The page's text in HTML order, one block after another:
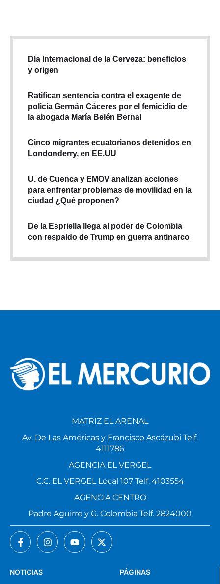
Día Internacional de la Cerveza: beneficios
y origen
Ratifican sentencia contra el exagente de
policía Germán Cáceres por el femicidio de
la abogada María Belén Bernal
Cinco migrantes ecuatorianos detenidos en
Londonderry, en EE.UU
U. de Cuenca y EMOV analizan acciones
para enfrentar problemas de movilidad en la
ciudad ¿Qué proponen?
De la Espriella llega al poder de Colombia
con respaldo de Trump en guerra antinarco
PÁGINAS
NOTICIAS
MATRIZ EL ARENAL
Av. De Las Américas y Francisco Ascázubi Telf.
4111786
AGENCIA EL VERGEL
C.C. EL VERGEL Local 107 Telf. 4103554
AGENCIA CENTRO
Padre Aguirre y G. Colombia Telf. 2824000